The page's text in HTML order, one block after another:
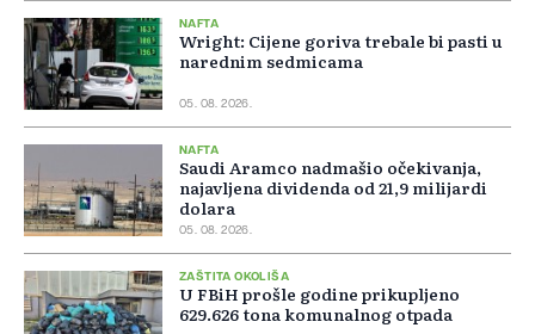
NAFTA
Wright: Cijene goriva trebale bi pasti u
narednim sedmicama
05. 08. 2026.
NAFTA
Saudi Aramco nadmašio očekivanja,
najavljena dividenda od 21,9 milijardi
dolara
05. 08. 2026.
ZAŠTITA OKOLIŠA
U FBiH prošle godine prikupljeno
629.626 tona komunalnog otpada